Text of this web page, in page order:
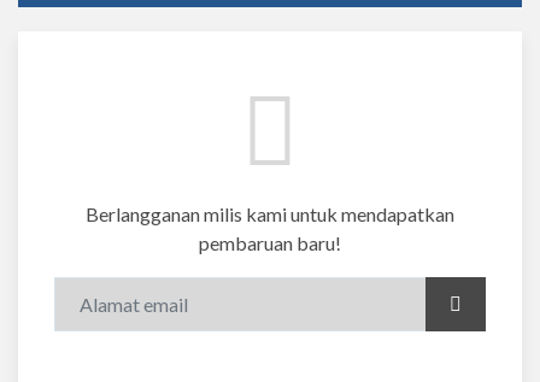
Berlangganan milis kami untuk mendapatkan
pembaruan baru!